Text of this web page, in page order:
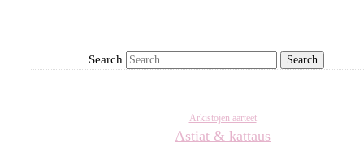
Search
Arkistojen aarteet
Astiat & kattaus